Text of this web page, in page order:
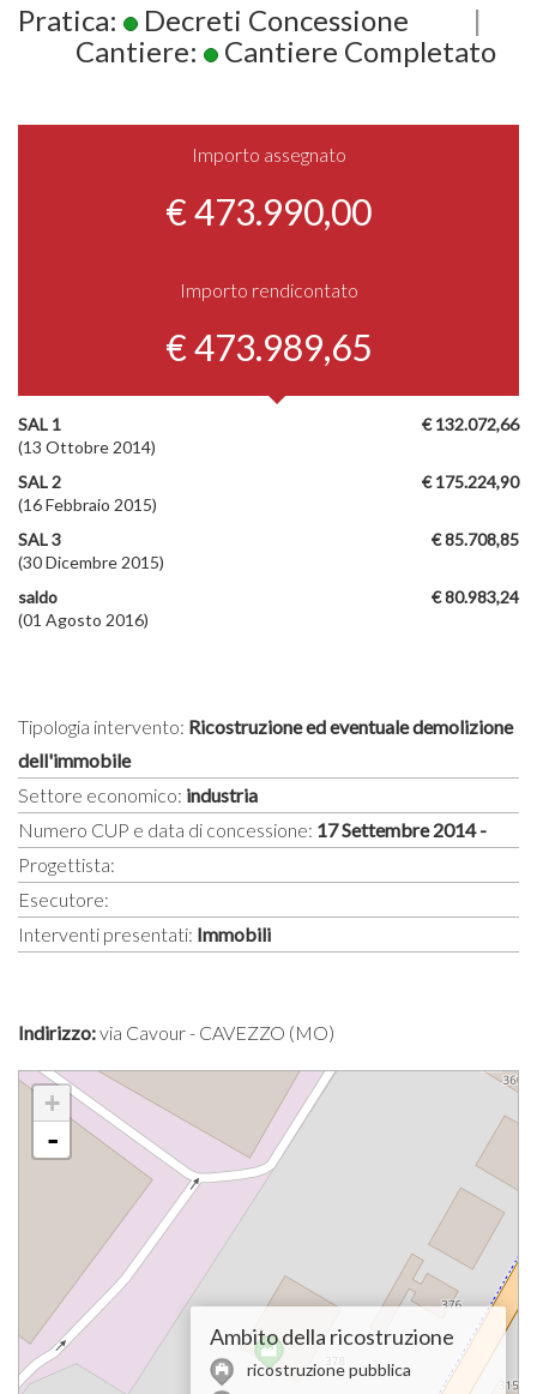
Pratica: Decreti Concessione
|
Cantiere:
Cantiere Completato
Importo assegnato
€ 473.990,00
Importo rendicontato
€ 473.989,65
€ 132.072,66
SAL 1
(13 Ottobre 2014)
€ 175.224,90
SAL 2
(16 Febbraio 2015)
€ 85.708,85
SAL 3
(30 Dicembre 2015)
€ 80.983,24
saldo
(01 Agosto 2016)
Tipologia intervento: Ricostruzione ed eventuale demolizione
dell'immobile
Settore economico: industria
Numero CUP e data di concessione: 17 Settembre 2014 -
Progettista:
Esecutore:
Interventi presentati: Immobili
Indirizzo:via Cavour - CAVEZZO (MO)
+
-
Ambito della ricostruzione
ricostruzione pubblica